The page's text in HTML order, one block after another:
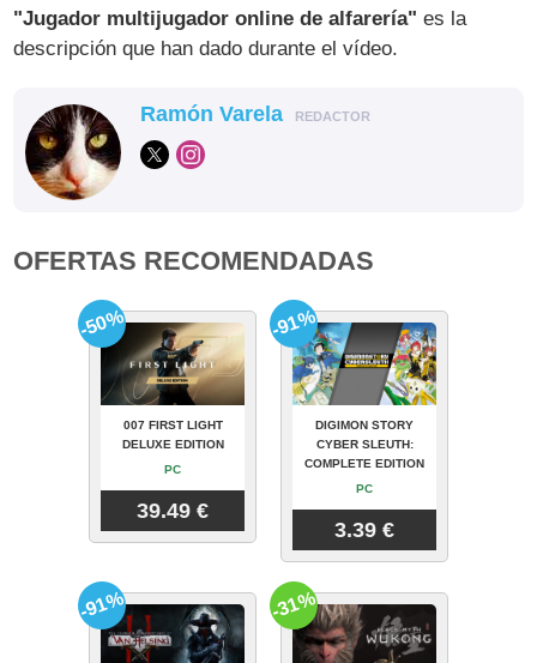
"Jugador multijugador online de alfarería" es la
descripción que han dado durante el vídeo.
Ramón Varela REDACTOR
OFERTAS RECOMENDADAS
007 FIRST LIGHT
DELUXE EDITION
PC
39.49 €
-50%
DIGIMON STORY
CYBER SLEUTH:
COMPLETE EDITION
PC
3.39 €
-91%
-91% -31%